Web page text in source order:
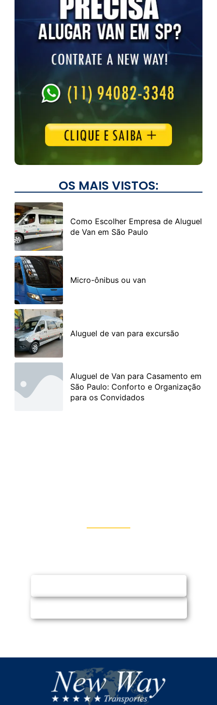
OS MAIS VISTOS:
Como Escolher Empresa de Aluguel
de Van em São Paulo
Micro-ônibus ou van
Aluguel de van para excursão
Aluguel de Van para Casamento em
São Paulo: Conforto e Organização
para os Convidados